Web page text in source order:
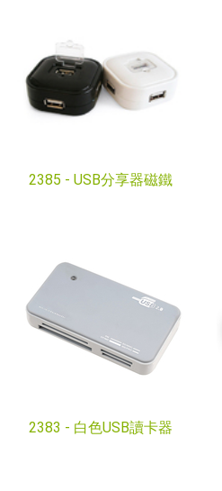
2385 - USB分享器磁鐵
2383 - 白色USB讀卡器